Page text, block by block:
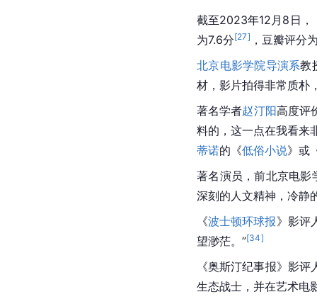
截至2023年12月8日，
为7.6分[27] ，豆瓣评分
北京电影学院导演系教
材，影片拍得非常质朴
著名学者赵汀阳高度评
料的，这一点在我看来
蒂诺的《低俗小说》或
著名演员，前北京电影
深刻的人文精神，冷静
《波士顿环球报》影评
望渺茫。”[34]
《奥斯汀纪事报》影
生态战士，并在艺术电